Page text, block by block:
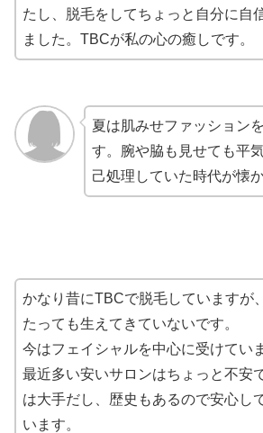
たし、脱毛をしてちょっと自分に自
ました。TBCが私の心の癒しです。
夏は肌みせファッション
す。腕や脇も見せても平
己処理していた時代が懐か
かなり昔にTBCで脱毛していますが
たっても生えてきていないです。
今はフェイシャルを中心に受けてい
最近多い安いサロンはちょっと不安
は大手だし、歴史もあるので安心し
います。